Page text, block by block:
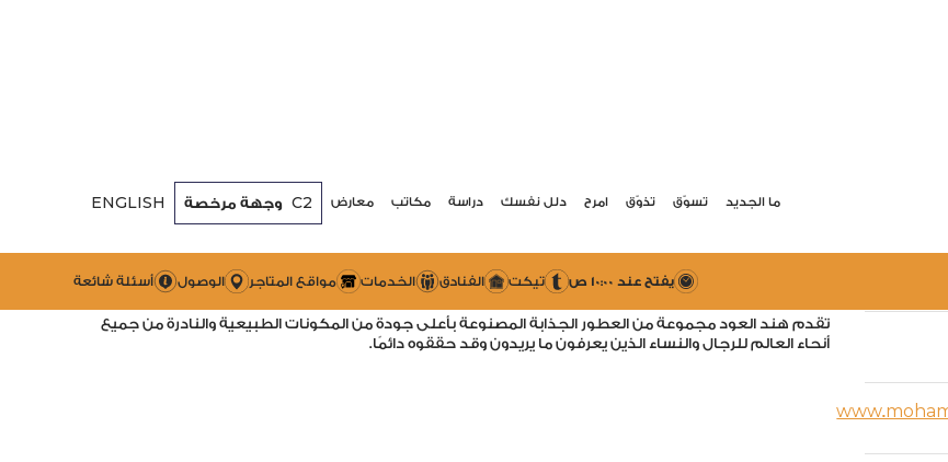
ما الجديد تسوّق تذوّق امرح دلل نفسك دراسة مكاتب معارض C2 وجهة مرخصة ENGLISH
يفتح عند 10:00 ص تيكت الفنادق الخدمات مواقع المتاجر الوصول أسئلة شائعة
هند العود
ولدت هند العود من شغف صناعة العطور، وهي علامة تجارية فاخرة وفريدة من نوعها تقدم أغنى أنواع العطور
والزيوت من دولة الإمارات العربية المتحدة.
تقدم هند العود مجموعة من العطور الجذابة المصنوعة بأعلى جودة من المكونات الطبيعية والنادرة من جميع
أنحاء العالم للرجال والنساء الذين يعرفون ما يريدون وقد حققوه دائمًا.